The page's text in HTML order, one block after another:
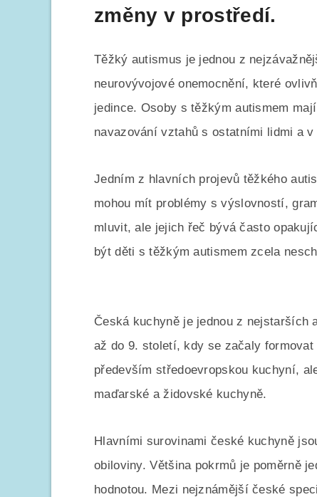
změny v prostředí.
Těžký autismus je jednou z
neurovývojové onemocnění, které
jedince. Osoby s těžkým autismem
navazování vztahů s ostatními lidmi a
Jedním z hlavních projevů těžkého
mohou mít problémy s výslovností,
mluvit, ale jejich řeč bývá často
být děti s těžkým autismem zcela
Česká kuchyně je jednou z
až do 9. století, kdy se začaly
především středoevropskou kuchyní,
maďarské a židovské kuchyně.
Hlavními surovinami české kuchyně
obiloviny. Většina pokrmů je poměrně
hodnotou. Mezi nejznámější české